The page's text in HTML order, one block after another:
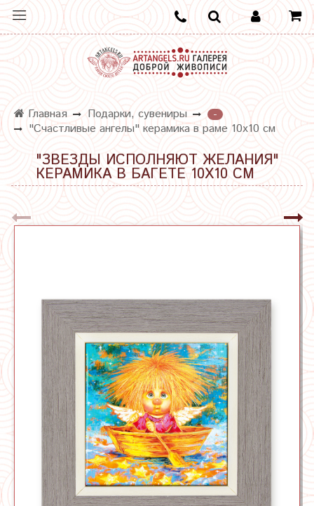
Главная Подарки, сувениры
-
"Счастливые ангелы" керамика в раме 10х10 см
"ЗВЕЗДЫ ИСПОЛНЯЮТ ЖЕЛАНИЯ"
КЕРАМИКА В БАГЕТЕ 10Х10 СМ